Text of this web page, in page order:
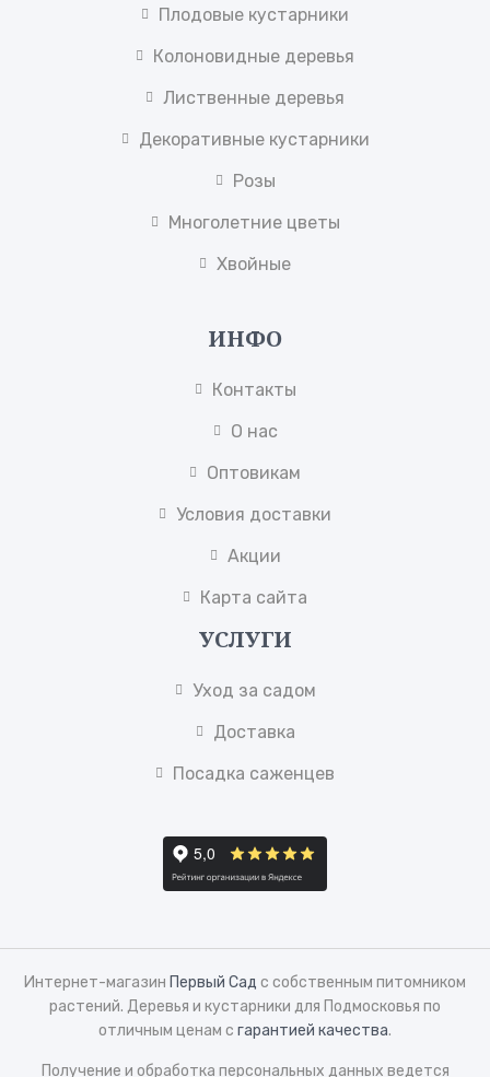
Плодовые кустарники
Колоновидные деревья
Лиственные деревья
Декоративные кустарники
Розы
Многолетние цветы
Хвойные
ИНФО
Контакты
О нас
Оптовикам
Условия доставки
Акции
Карта сайта
УСЛУГИ
Уход за садом
Доставка
Посадка саженцев
Интернет-магазин Первый Сад с собственным питомником
растений. Деревья и кустарники для Подмосковья по
отличным ценам с гарантией качества.
Получение и обработка персональных данных ведется